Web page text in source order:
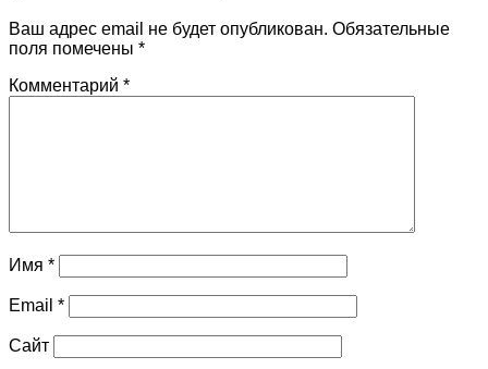
Ваш адрес email не будет опубликован. Обязательные
поля помечены *
Комментарий *
Имя *
Email *
Сайт